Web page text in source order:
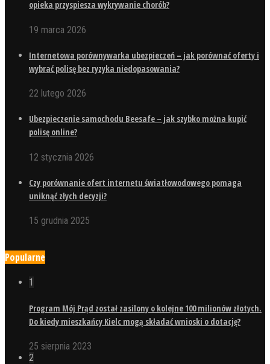
opieka przyspiesza wykrywanie chorób?
19 marca 2026
Internetowa porównywarka ubezpieczeń – jak porównać oferty i
wybrać polisę bez ryzyka niedopasowania?
22 lutego 2026
Ubezpieczenie samochodu Beesafe – jak szybko można kupić
polisę online?
12 stycznia 2026
Czy porównanie ofert internetu światłowodowego pomaga
uniknąć złych decyzji?
15 grudnia 2025
Popularne
1
Program Mój Prąd został zasilony o kolejne 100 milionów złotych.
Do kiedy mieszkańcy Kielc mogą składać wnioski o dotację?
25 sierpnia 2023
2